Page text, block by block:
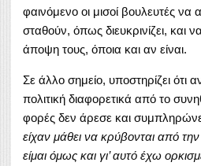
φαινόμενο οι μισοί βουλευτές να
σταθούν, όπως διευκρινίζει, και
άποψη τους, όποια και αν είναι.
Σε άλλο σημείο, υποστηρίζει ότι
πολιτική διαφορετικά από το
φορές δεν άρεσε και
είχαν μάθει να κρύβονται από
είμαι όμως και γι’ αυτό έχω